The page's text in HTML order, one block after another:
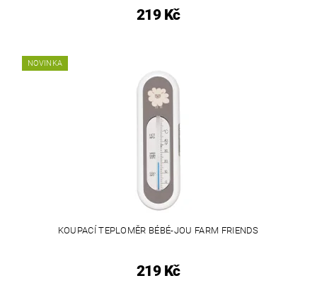
219 Kč
NOVINKA
KOUPACÍ TEPLOMĚR BÉBÉ-JOU FARM FRIENDS
219 Kč